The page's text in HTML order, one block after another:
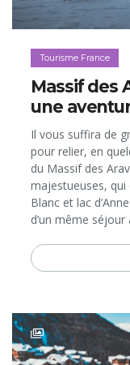
Tourisme France
Massif des
une
Il vous suffira de
pour relier, en
du Massif des
majestueuses,
Blanc et lac
d’un même séjour
tous les âges...